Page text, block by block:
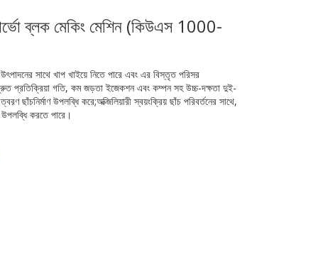
ব্লক মেকিং মেশিন (কিউএস 1000-
সাথে খাপ খাইয়ে নিতে পারে এবং এর বিস্তৃত পরিসর
প্রতিক্রিয়া গতি, কম জড়তা ইজেকশন এবং কম্পন সহ উচ্চ-দক্ষতা দুই-
ছাঁচনির্মাণ উপলব্ধি করে;অক্জিলিয়ারী স্বয়ংক্রিয় ছাঁচ পরিবর্তনের সাথে,
করতে পারে।